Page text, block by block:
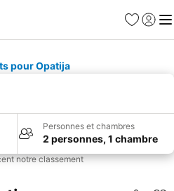
Favoris
Se
pour Opatija
Personnes et chambres
2 personnes, 1 chambre
notre classement